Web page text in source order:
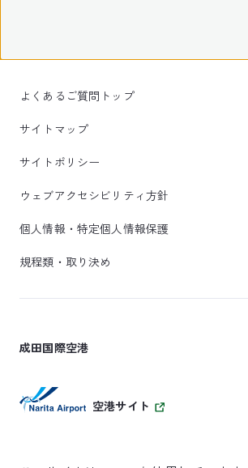
よくあるご質問トップ
サイトマップ
サイトポリシー
ウェブアクセシビリティ方針
個人情報・特定個人情報保護
規程類・取り決め
成田国際空港
空港サイト